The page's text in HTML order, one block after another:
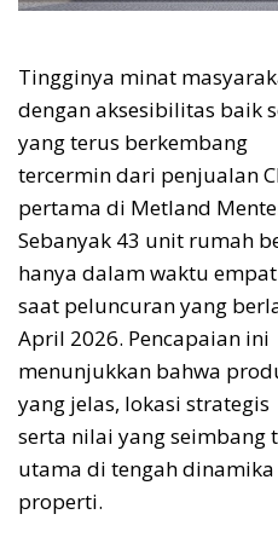
Tingginya minat
dengan aksesibilitas baik
yang terus berkembang
tercermin dari penjualan
pertama di Metland
Sebanyak 43 unit rumah
hanya dalam waktu
saat peluncuran yang
April 2026. Pencapaian ini
menunjukkan bahwa
yang jelas, lokasi strategis
serta nilai yang
utama di tengah
properti.